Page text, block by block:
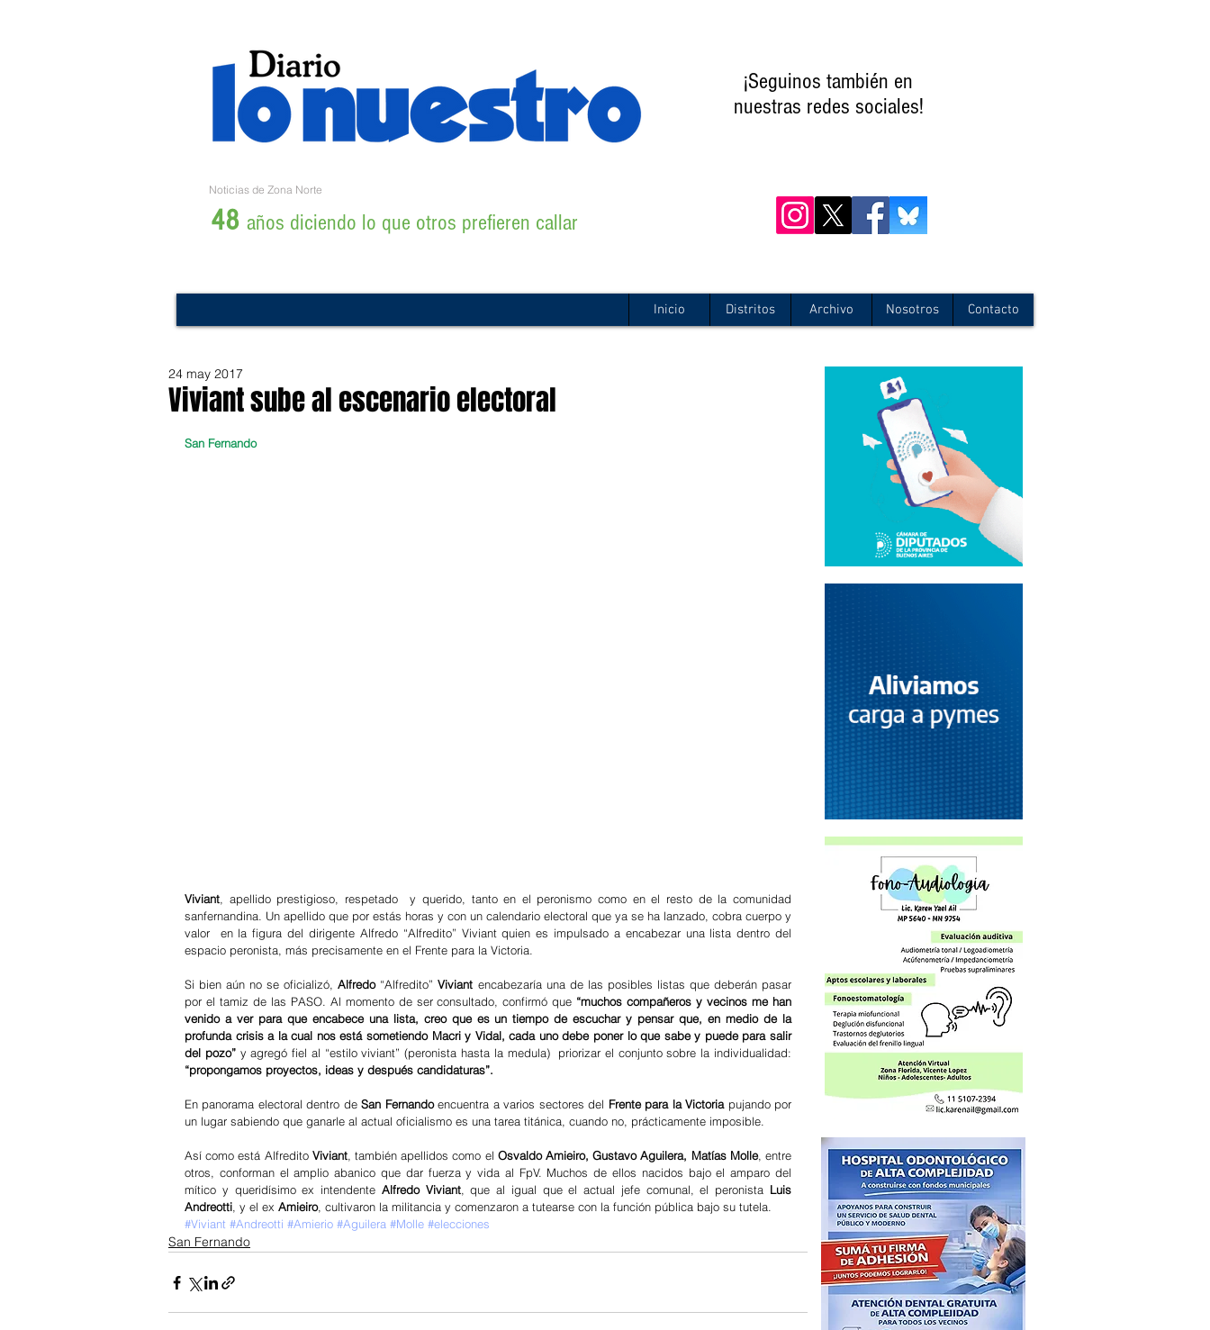
¡Seguinos también en
nuestras redes sociales!
Noticias de Zona Norte
48 años diciendo lo que otros prefieren callar
Inicio Distritos Archivo Nosotros Contacto
Viviant sube al escenario electoral
24 may 2017
San Fernando
Viviant, apellido prestigioso, respetado  y querido, tanto en el peronismo como en el resto de la comunidad
sanfernandina. Un apellido que por estás horas y con un calendario electoral que ya se ha lanzado, cobra cuerpo y
valor  en la figura del dirigente Alfredo “Alfredito” Viviant quien es impulsado a encabezar una lista dentro del
espacio peronista, más precisamente en el Frente para la Victoria.
Si bien aún no se oficializó, Alfredo “Alfredito” Viviant encabezaría una de las posibles listas que deberán pasar
por el tamiz de las PASO. Al momento de ser consultado, confirmó que “muchos compañeros y vecinos me han
venido a ver para que encabece una lista, creo que es un tiempo de escuchar y pensar que, en medio de la
profunda crisis a la cual nos está sometiendo Macri y Vidal, cada uno debe poner lo que sabe y puede para salir
del pozo”
“propongamos proyectos, ideas y después candidaturas”.
En panorama electoral dentro de San Fernando encuentra a varios sectores del Frente para la Victoria pujando por
un lugar sabiendo que ganarle al actual oficialismo es una tarea titánica, cuando no, prácticamente imposible.
Así como está Alfredito Viviant, también apellidos como el Osvaldo Amieiro, Gustavo Aguilera, Matías Molle, entre
otros, conforman el amplio abanico que dar fuerza y vida al FpV. Muchos de ellos nacidos bajo el amparo del
mítico y queridísimo ex intendente Alfredo Viviant, que al igual que el actual jefe comunal, el peronista Luis
Andreotti, y el ex Amieiro, cultivaron la militancia y comenzaron a tutearse con la función pública bajo su tutela.
#Viviant #Andreotti #Amierio #Aguilera #Molle #elecciones
San Fernando